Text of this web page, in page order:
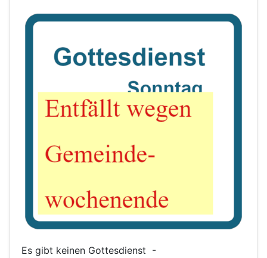
Es gibt keinen Gottesdienst -